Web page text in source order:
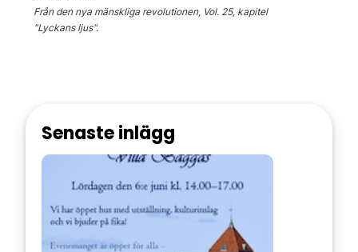
Från den nya mänskliga revolutionen, Vol. 25, kapitel
"Lyckans ljus".
Senaste inlägg